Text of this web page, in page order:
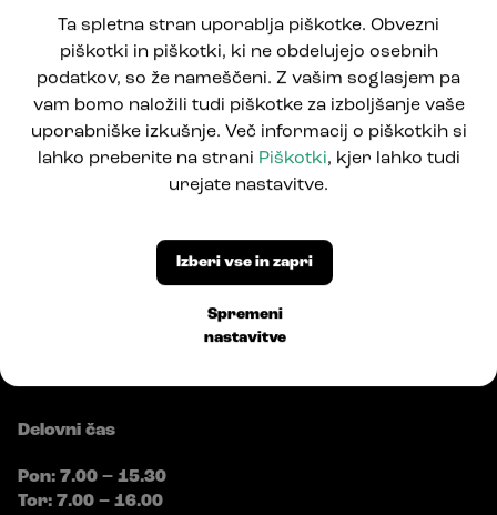
Pod Jelšami 5
1290 Grosuplje, Slovenija
T: +386 1781 0550
info@bossplast.com
Delovni čas
Pon: 7.00 – 15.30
Tor: 7.00 – 16.00
Ta spletna stran uporablja piškotke. Obvezni
piškotki in piškotki, ki ne obdelujejo osebnih
podatkov, so že nameščeni. Z vašim soglasjem pa
vam bomo naložili tudi piškotke za izboljšanje vaše
uporabniške izkušnje. Več informacij o piškotkih si
lahko preberite na strani Piškotki, kjer lahko tudi
urejate nastavitve.
Spremeni
nastavitve
Izberi vse in zapri